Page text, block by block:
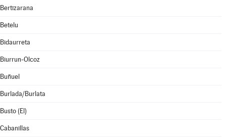
Bertizarana
Betelu
Bidaurreta
Biurrun-Olcoz
Buñuel
Burlada/Burlata
Busto (El)
Cabanillas